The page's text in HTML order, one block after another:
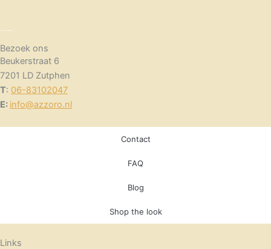
Bezoek ons
Beukerstraat 6
7201 LD Zutphen
T: 06-83102047
E: info@azzoro.nl
Contact
FAQ
Blog
Shop the look
Links